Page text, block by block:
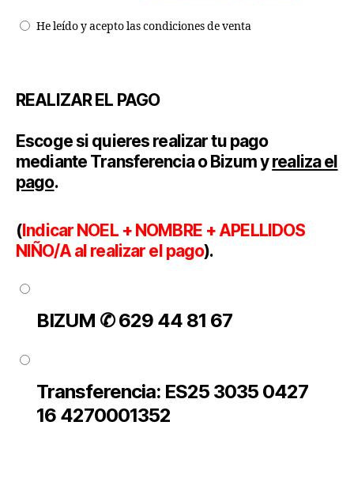
He leído y acepto las condiciones de venta
REALIZAR EL PAGO
Escogesi quieres realizar tu pago
mediante Transferencia o Bizum yrealiza el
pago.
(Indicar NOEL + NOMBRE + APELLIDOS
NIÑO/A al realizar el pago).
BIZUM ✆ 629 44 81 67
Transferencia: ES25 3035 0427
16 4270001352